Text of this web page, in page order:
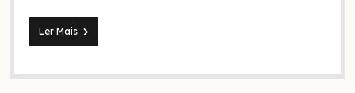
Ler MaisA
ira
Deus!